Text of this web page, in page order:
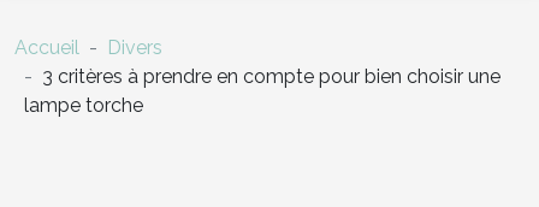
Accueil
Divers
3 critères à prendre en compte pour bien choisir une
lampe torche